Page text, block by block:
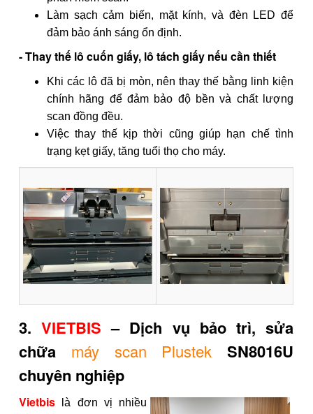
Làm sạch cảm biến, mặt kính, và đèn LED để
đảm bảo ánh sáng ổn định.
- Thay thế lô cuốn giấy, lô tách giấy nếu cần thiết
Khi các lô đã bị mòn, nên thay thế bằng linh kiện
chính hãng để đảm bảo độ bền và chất lượng
scan đồng đều.
Việc thay thế kịp thời cũng giúp hạn chế tình
trạng kẹt giấy, tăng tuổi thọ cho máy.
3.VIETBIS – Dịch vụ bảo trì, sửa
chữa máy scan Plustek SN8016U
chuyên nghiệp
Vietbis là đơn vị nhiều